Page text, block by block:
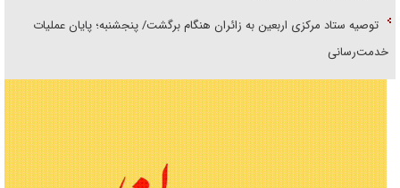
توصیه ستاد مرکزی اربعین به زائران هنگام برگشت/ پنجشنبه؛ پایان عملیات
خدمت‌رسانی